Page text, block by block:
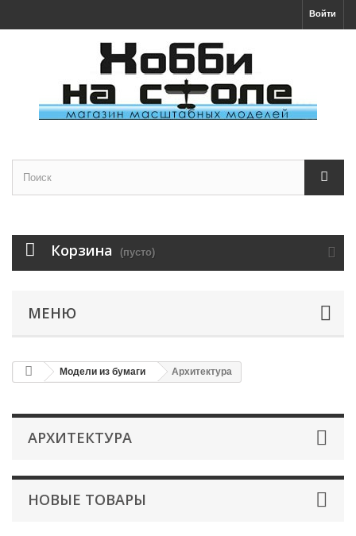
Войти
Корзина (пусто)
МЕНЮ
Модели из бумаги Архитектура
АРХИТЕКТУРА
НОВЫЕ ТОВАРЫ